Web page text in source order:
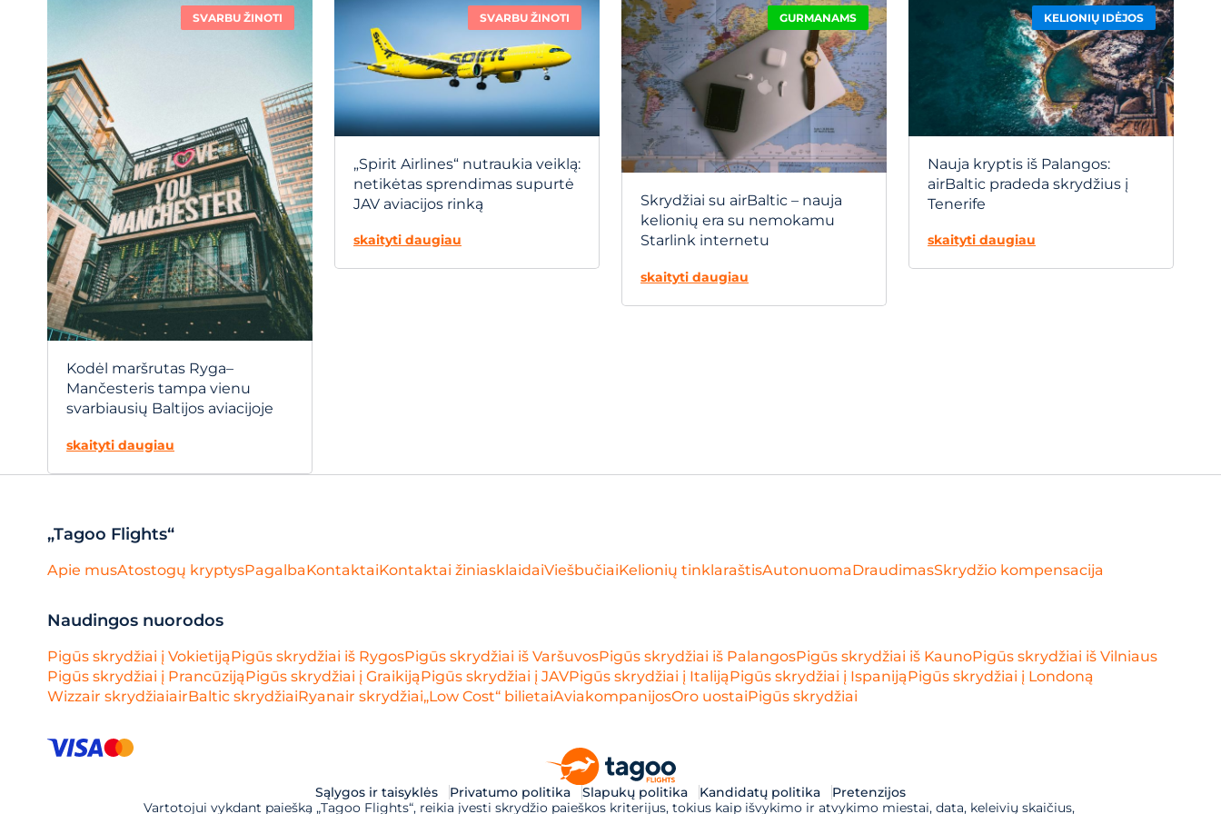
SVARBU ŽINOTI
Kodėl maršrutas Ryga–
Mančesteris tampa vienu
svarbiausių Baltijos aviacijoje
skaityti daugiau
SVARBU ŽINOTI
„Spirit Airlines“ nutraukia veiklą:
netikėtas sprendimas supurtė
JAV aviacijos rinką
skaityti daugiau
GURMANAMS
Skrydžiai su airBaltic – nauja
kelionių era su nemokamu
Starlink internetu
skaityti daugiau
KELIONIŲ IDĖJOS
Nauja kryptis iš Palangos:
airBaltic pradeda skrydžius į
Tenerife
skaityti daugiau
„Tagoo Flights“
Apie musAtostogų kryptysPagalbaKontaktaiKontaktai žiniasklaidaiViešbučiaiKelionių tinklaraštisAutonuomaDraudimasSkrydžio kompensacija
Naudingos nuorodos
Pigūs skrydžiai į VokietijąPigūs skrydžiai iš RygosPigūs skrydžiai iš VaršuvosPigūs skrydžiai iš PalangosPigūs skrydžiai iš KaunoPigūs skrydžiai iš Vilniaus
Pigūs skrydžiai į PrancūzijąPigūs skrydžiai į GraikijąPigūs skrydžiai į JAVPigūs skrydžiai į ItalijąPigūs skrydžiai į IspanijąPigūs skrydžiai į Londoną
Wizzair skrydžiaiairBaltic skrydžiaiRyanair skrydžiai„Low Cost“ bilietaiAviakompanijosOro uostaiPigūs skrydžiai
Sąlygos ir taisyklės Privatumo politika Slapukų politika Kandidatų politika
Pretenzijos
Vartotojui vykdant paiešką „Tagoo Flights“, reikia įvesti skrydžio paieškos kriterijus, tokius kaip išvykimo ir atvykimo miestai, data, keleivių skaičius,